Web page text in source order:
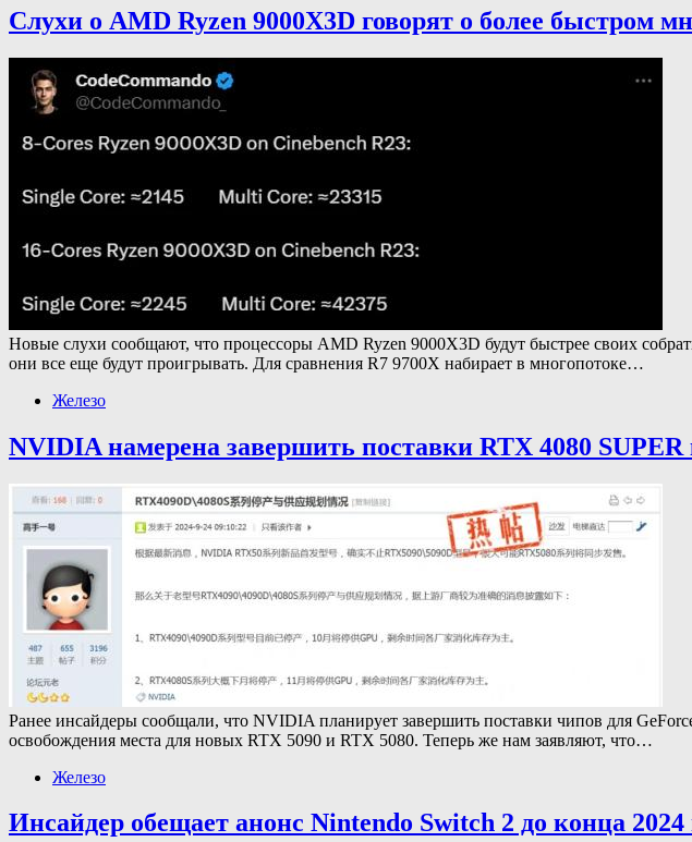
Слухи о AMD Ryzen 9000X3D говорят о более быстром
Новые слухи сообщают, что процессоры AMD Ryzen 9000X3D будут быстрее своих
они все еще будут проигрывать. Для сравнения R7 9700X набирает в многопотоке…
Железо
NVIDIA намерена завершить поставки RTX 4080
Ранее инсайдеры сообщали, что NVIDIA планирует завершить поставки чипов для
освобождения места для новых RTX 5090 и RTX 5080. Теперь же нам заявляют, что…
Железо
Инсайдер обещает анонс Nintendo Switch 2 до конца 2024